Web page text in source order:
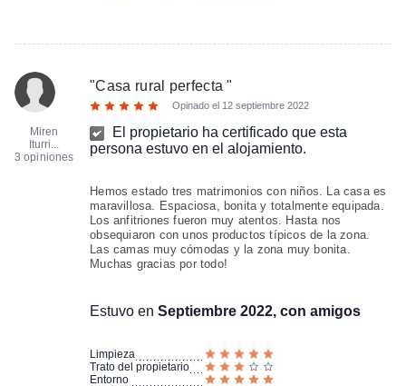
Miren
Iturri...
3 opiniones
"Casa rural perfecta"
Opinado el 12 septiembre 2022
El propietario ha certificado que esta
persona estuvo en el alojamiento.
Hemos estado tres matrimonios con niños. La casa es
maravillosa. Espaciosa, bonita y totalmente equipada.
Los anfitriones fueron muy atentos. Hasta nos
obsequiaron con unos productos típicos de la zona.
Las camas muy cómodas y la zona muy bonita.
Muchas gracias por todo!
Estuvo enSeptiembre 2022, con amigos
Limpieza
Trato del propietario
Entorno